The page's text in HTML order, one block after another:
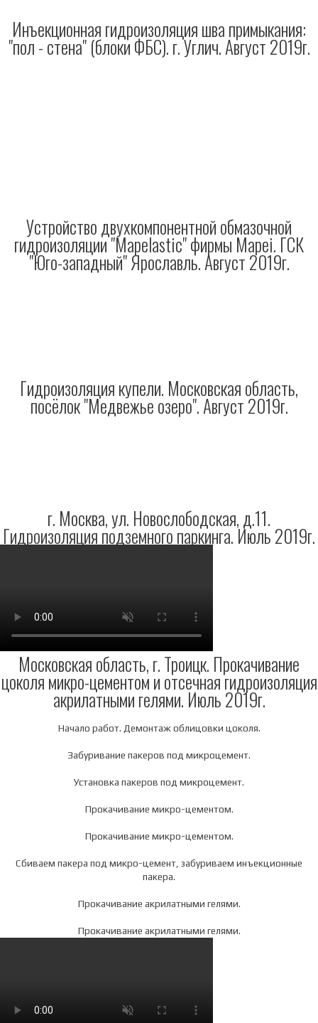
Инъекционная гидроизоляция шва примыкания:
"пол - стена" (блоки ФБС). г. Углич. Август 2019г.
Устройство двухкомпонентной обмазочной
гидроизоляции "Mapelastic" фирмы Mapei. ГСК
"Юго-западный" Ярославль. Август 2019г.
Гидроизоляция купели. Московская область,
посёлок "Медвежье озеро". Август 2019г.
г. Москва, ул. Новослободская, д.11.
Гидроизоляция подземного паркинга. Июль 2019г.
Московская область, г. Троицк. Прокачивание
цоколя микро-цементом и отсечная гидроизоляция
акрилатными гелями. Июль 2019г.
Начало работ. Демонтаж облицовки цоколя.
Забуривание пакеров под микроцемент.
Установка пакеров под микроцемент.
Прокачивание микро-цементом.
Прокачивание микро-цементом.
Сбиваем пакера под микро-цемент, забуриваем инъекционные
пакера.
Прокачивание акрилатными гелями.
Прокачивание акрилатными гелями.